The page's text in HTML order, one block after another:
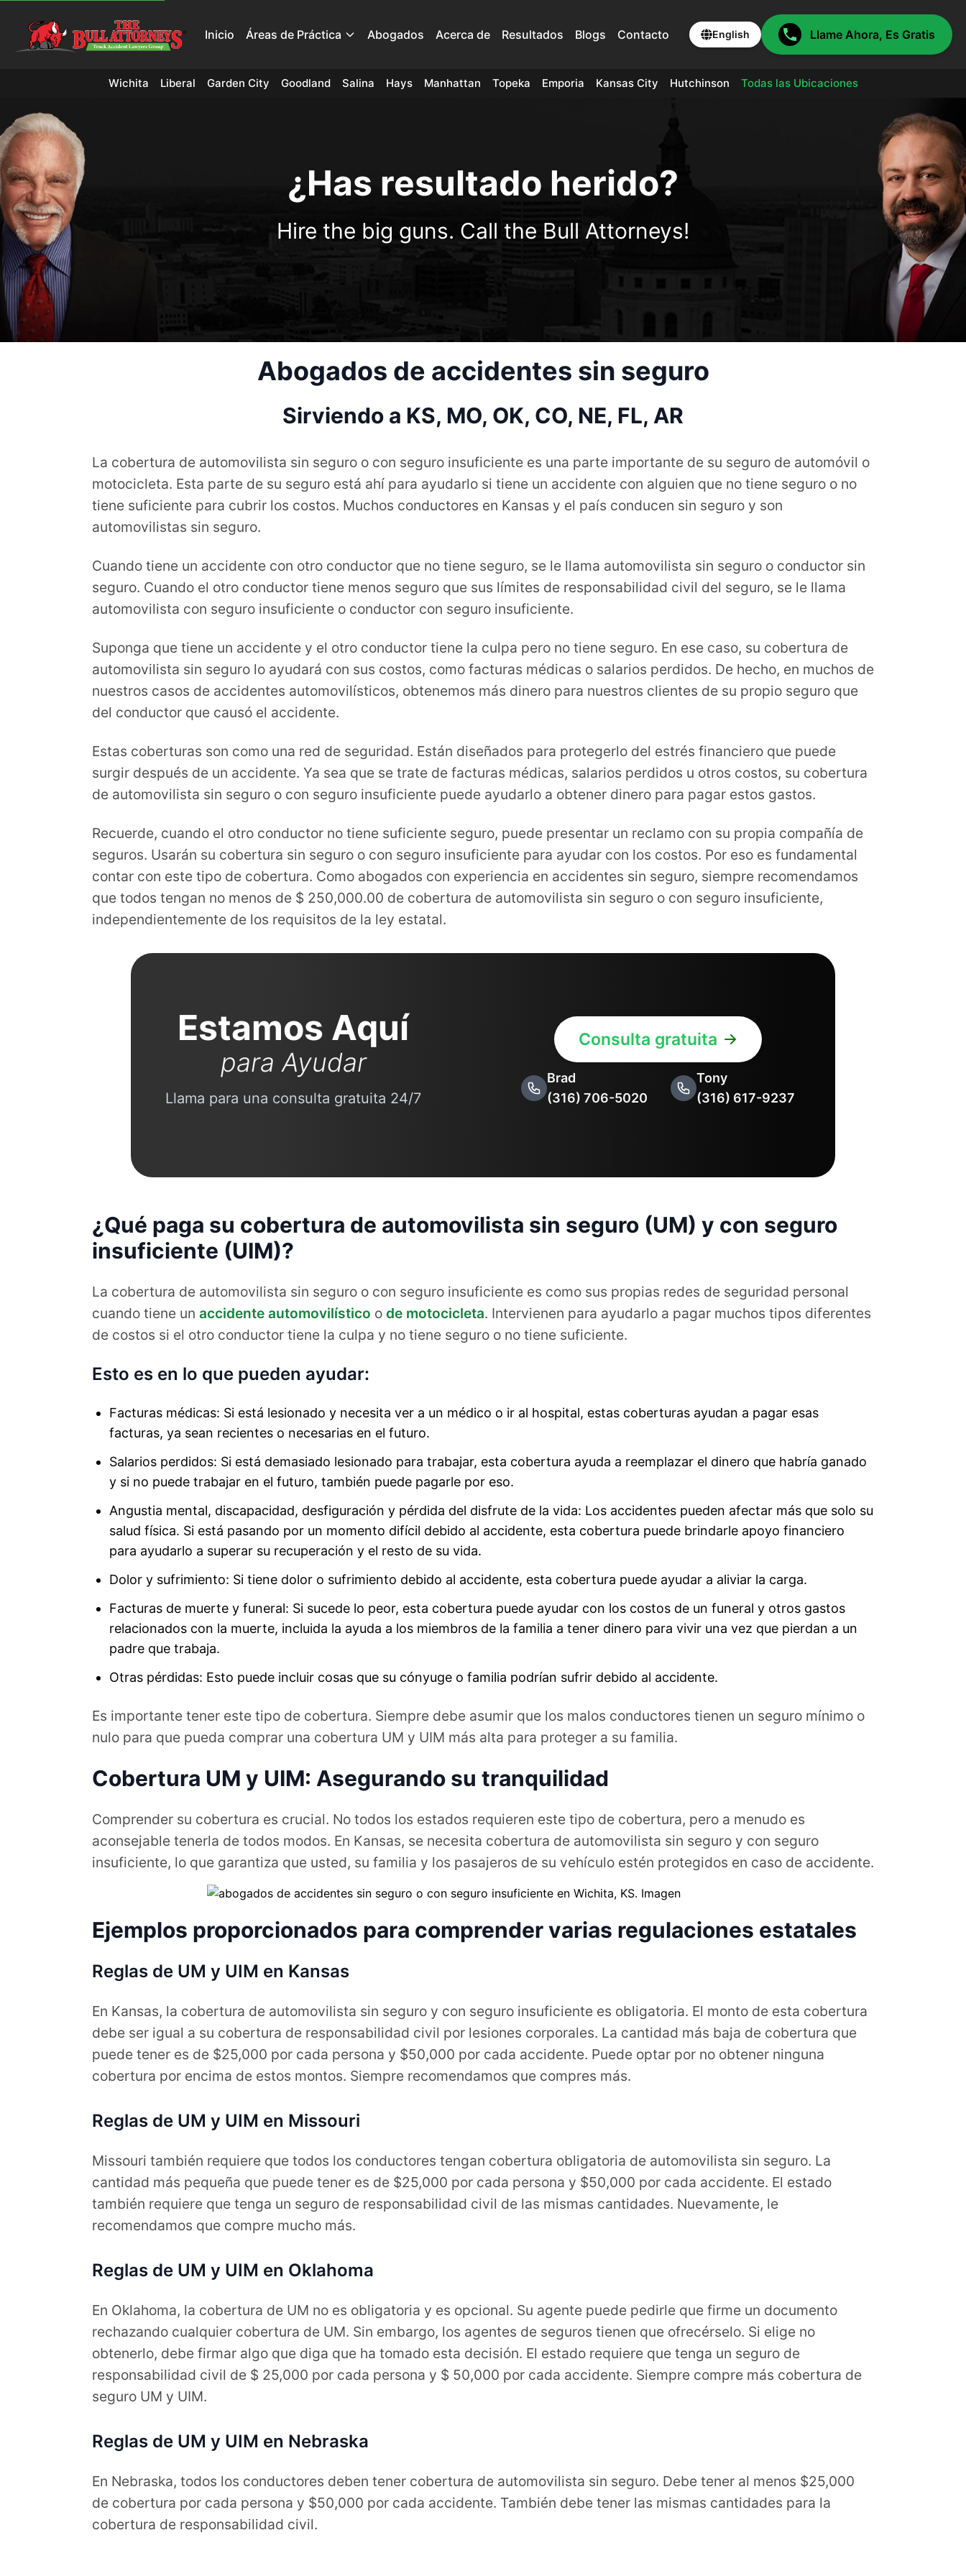
Inicio Áreas de Práctica Abogados Acerca de Resultados Blogs Contacto English Llame Ahora, Es Gratis
Wichita Liberal Garden City Goodland Salina Hays Manhattan Topeka Emporia Kansas City Hutchinson Todas las Ubicaciones
¿Has resultado herido?
Hire the big guns. Call the Bull Attorneys!
Abogados de accidentes sin seguro
Sirviendo a KS, MO, OK, CO, NE, FL, AR
La cobertura de automovilista sin seguro o con seguro insuficiente es una parte importante de su seguro de automóvil o
motocicleta. Esta parte de su seguro está ahí para ayudarlo si tiene un accidente con alguien que no tiene seguro o no
tiene suficiente para cubrir los costos. Muchos conductores en Kansas y el país conducen sin seguro y son
automovilistas sin seguro.
Cuando tiene un accidente con otro conductor que no tiene seguro, se le llama automovilista sin seguro o conductor sin
seguro. Cuando el otro conductor tiene menos seguro que sus límites de responsabilidad civil del seguro, se le llama
automovilista con seguro insuficiente o conductor con seguro insuficiente.
Suponga que tiene un accidente y el otro conductor tiene la culpa pero no tiene seguro. En ese caso, su cobertura de
automovilista sin seguro lo ayudará con sus costos, como facturas médicas o salarios perdidos. De hecho, en muchos de
nuestros casos de accidentes automovilísticos, obtenemos más dinero para nuestros clientes de su propio seguro que
del conductor que causó el accidente.
Estas coberturas son como una red de seguridad. Están diseñados para protegerlo del estrés financiero que puede
surgir después de un accidente. Ya sea que se trate de facturas médicas, salarios perdidos u otros costos, su cobertura
de automovilista sin seguro o con seguro insuficiente puede ayudarlo a obtener dinero para pagar estos gastos.
Recuerde, cuando el otro conductor no tiene suficiente seguro, puede presentar un reclamo con su propia compañía de
seguros. Usarán su cobertura sin seguro o con seguro insuficiente para ayudar con los costos. Por eso es fundamental
contar con este tipo de cobertura. Como abogados con experiencia en accidentes sin seguro, siempre recomendamos
que todos tengan no menos de $ 250,000.00 de cobertura de automovilista sin seguro o con seguro insuficiente,
independientemente de los requisitos de la ley estatal.
Estamos Aquí
para Ayudar
Llama para una consulta gratuita 24/7
Consulta gratuita
Brad
(316) 706-5020
Tony
(316) 617-9237
¿Qué paga su cobertura de automovilista sin seguro (UM) y con seguro
insuficiente (UIM)?
La cobertura de automovilista sin seguro o con seguro insuficiente es como sus propias redes de seguridad personal
cuando tiene un accidente automovilístico o de motocicleta. Intervienen para ayudarlo a pagar muchos tipos diferentes
de costos si el otro conductor tiene la culpa y no tiene seguro o no tiene suficiente.
Esto es en lo que pueden ayudar:
Facturas médicas: Si está lesionado y necesita ver a un médico o ir al hospital, estas coberturas ayudan a pagar esas
facturas, ya sean recientes o necesarias en el futuro.
Salarios perdidos: Si está demasiado lesionado para trabajar, esta cobertura ayuda a reemplazar el dinero que habría ganado
y si no puede trabajar en el futuro, también puede pagarle por eso.
Angustia mental, discapacidad, desfiguración y pérdida del disfrute de la vida: Los accidentes pueden afectar más que solo su
salud física. Si está pasando por un momento difícil debido al accidente, esta cobertura puede brindarle apoyo financiero
para ayudarlo a superar su recuperación y el resto de su vida.
Dolor y sufrimiento: Si tiene dolor o sufrimiento debido al accidente, esta cobertura puede ayudar a aliviar la carga.
Facturas de muerte y funeral: Si sucede lo peor, esta cobertura puede ayudar con los costos de un funeral y otros gastos
relacionados con la muerte, incluida la ayuda a los miembros de la familia a tener dinero para vivir una vez que pierdan a un
padre que trabaja.
Otras pérdidas: Esto puede incluir cosas que su cónyuge o familia podrían sufrir debido al accidente.
Es importante tener este tipo de cobertura. Siempre debe asumir que los malos conductores tienen un seguro mínimo o
nulo para que pueda comprar una cobertura UM y UIM más alta para proteger a su familia.
Cobertura UM y UIM: Asegurando su tranquilidad
Comprender su cobertura es crucial. No todos los estados requieren este tipo de cobertura, pero a menudo es
aconsejable tenerla de todos modos. En Kansas, se necesita cobertura de automovilista sin seguro y con seguro
insuficiente, lo que garantiza que usted, su familia y los pasajeros de su vehículo estén protegidos en caso de accidente.
Ejemplos proporcionados para comprender varias regulaciones estatales
Reglas de UM y UIM en Kansas
En Kansas, la cobertura de automovilista sin seguro y con seguro insuficiente es obligatoria. El monto de esta cobertura
debe ser igual a su cobertura de responsabilidad civil por lesiones corporales. La cantidad más baja de cobertura que
puede tener es de $25,000 por cada persona y $50,000 por cada accidente. Puede optar por no obtener ninguna
cobertura por encima de estos montos. Siempre recomendamos que compres más.
Reglas de UM y UIM en Missouri
Missouri también requiere que todos los conductores tengan cobertura obligatoria de automovilista sin seguro. La
cantidad más pequeña que puede tener es de $25,000 por cada persona y $50,000 por cada accidente. El estado
también requiere que tenga un seguro de responsabilidad civil de las mismas cantidades. Nuevamente, le
recomendamos que compre mucho más.
Reglas de UM y UIM en Oklahoma
En Oklahoma, la cobertura de UM no es obligatoria y es opcional. Su agente puede pedirle que firme un documento
rechazando cualquier cobertura de UM. Sin embargo, los agentes de seguros tienen que ofrecérselo. Si elige no
obtenerlo, debe firmar algo que diga que ha tomado esta decisión. El estado requiere que tenga un seguro de
responsabilidad civil de $ 25,000 por cada persona y $ 50,000 por cada accidente. Siempre compre más cobertura de
seguro UM y UIM.
Reglas de UM y UIM en Nebraska
En Nebraska, todos los conductores deben tener cobertura de automovilista sin seguro. Debe tener al menos $25,000
de cobertura por cada persona y $50,000 por cada accidente. También debe tener las mismas cantidades para la
cobertura de responsabilidad civil.